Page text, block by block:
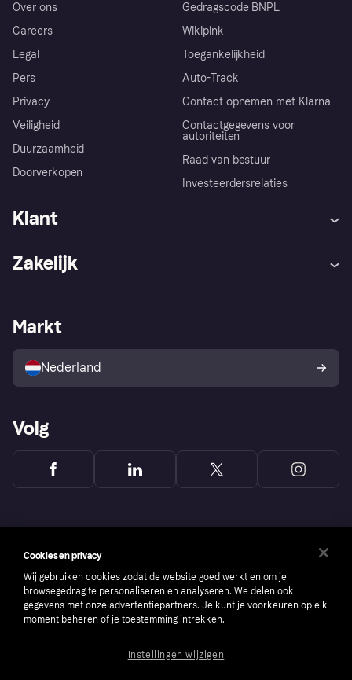
Over ons
Careers
Legal
Pers
Privacy
Veiligheid
Duurzaamheid
Doorverkopen
Gedragscode BNPL
Wikipink
Toegankelijkheid
Auto-Track
Contact opnemen met Klarna
Contactgegevens voor
autoriteiten
Raad van bestuur
Investeerdersrelaties
Klant
Winkeloverzicht
Kopersbescherming voor
consumenten
Zakelijk
Zakelijke login
Markt
Nederland
Volg
Cookies en privacy
Wij gebruiken cookies zodat de website goed werkt en om je
browsegedrag te personaliseren en analyseren. We delen ook
gegevens met onze advertentiepartners. Je kunt je voorkeuren op elk
moment beheren of je toestemming intrekken.
Instellingen wijzigen